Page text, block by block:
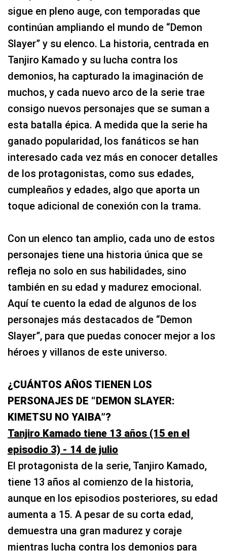
sigue en pleno auge, con temporadas que
continúan ampliando el mundo de “Demon
Slayer” y su elenco. La historia, centrada en
Tanjiro Kamado y su lucha contra los
demonios, ha capturado la imaginación de
muchos, y cada nuevo arco de la serie trae
consigo nuevos personajes que se suman a
esta batalla épica. A medida que la serie ha
ganado popularidad, los fanáticos se han
interesado cada vez más en conocer detalles
de los protagonistas, como sus edades,
cumpleaños y edades, algo que aporta un
toque adicional de conexión con la trama.
Con un elenco tan amplio, cada uno de estos
personajes tiene una historia única que se
refleja no solo en sus habilidades, sino
también en su edad y madurez emocional.
Aquí te cuento la edad de algunos de los
personajes más destacados de “Demon
Slayer”, para que puedas conocer mejor a los
héroes y villanos de este universo.
¿CUÁNTOS AÑOS TIENEN LOS
PERSONAJES DE “DEMON SLAYER:
KIMETSU NO YAIBA”?
Tanjiro Kamado tiene 13 años (15 en el
episodio 3) - 14 de julio
El protagonista de la serie, Tanjiro Kamado,
tiene 13 años al comienzo de la historia,
aunque en los episodios posteriores, su edad
aumenta a 15. A pesar de su corta edad,
demuestra una gran madurez y coraje
mientras lucha contra los demonios para